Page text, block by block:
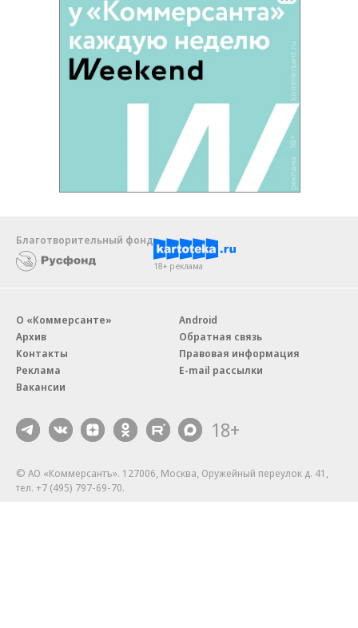
Благотворительный фонд
18+ реклама
О «Коммерсанте»
Архив
Контакты
Реклама
Вакансии
Android
Обратная связь
Правовая информация
E-mail рассылки
18+
© АО «Коммерсантъ». 127006, Москва, Оружейный переулок д. 41,
тел. +7 (495) 797-69-70.